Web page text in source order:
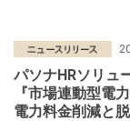
パソナHRソリュ
『市場連動型電
電力料金削減と